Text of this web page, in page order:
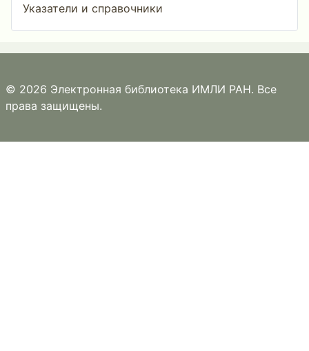
Указатели и справочники
© 2026 Электронная библиотека ИМЛИ РАН. Все
права защищены.